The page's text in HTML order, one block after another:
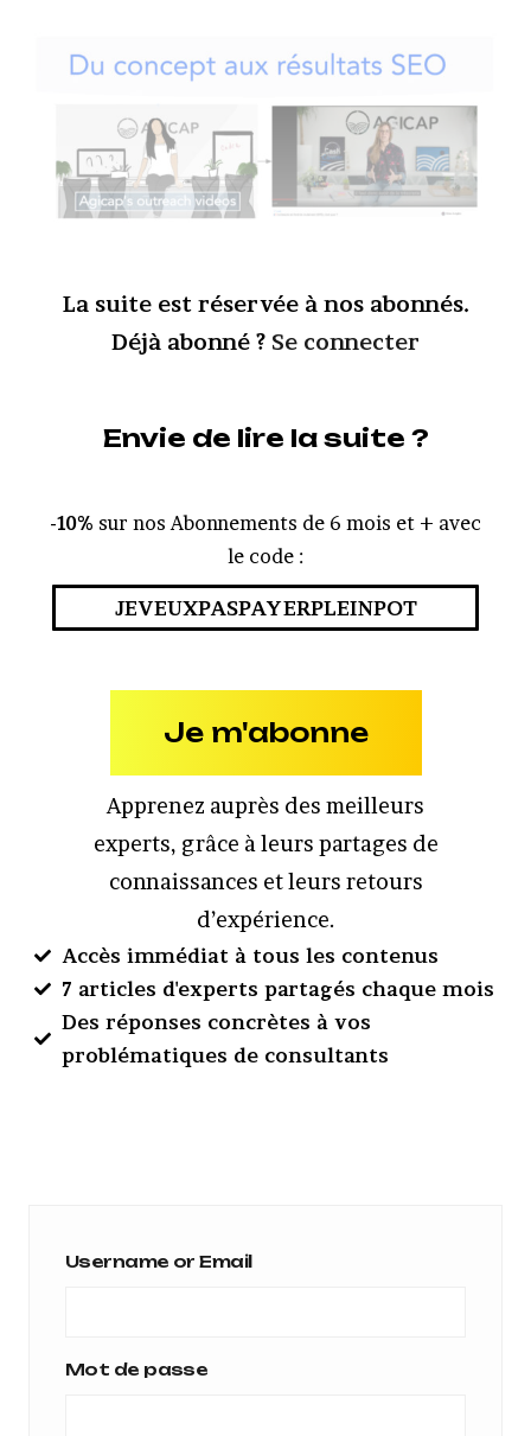
La suite est réservée à nos abonnés.
Déjà abonné ? Se connecter
Envie de lire la suite ?
-10% sur nos Abonnements de 6 mois et + avec
le code :
JEVEUXPASPAYERPLEINPOT
Je m'abonne
Apprenez auprès des meilleurs
experts, grâce à leurs partages de
connaissances et leurs retours
d’expérience.
Accès immédiat à tous les contenus
7 articles d'experts partagés chaque mois
Des réponses concrètes à vos
problématiques de consultants
Username or Email
Mot de passe